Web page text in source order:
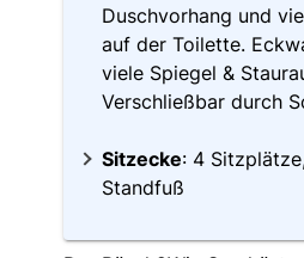
Duschvorhang und
auf der Toilette.
viele Spiegel &
Verschließbar durch
Sitzecke: 4
Standfuß